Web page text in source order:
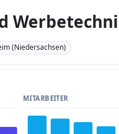
(Niedersachsen)
MITARBEITER